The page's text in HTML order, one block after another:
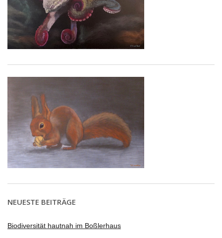
NEUESTE BEITRÄGE
Biodiversität hautnah im Boßlerhaus